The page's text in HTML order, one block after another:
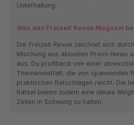
Unterhaltung.
Was das Freizeit Revue Magazin
Die Freizeit Revue zeichnet sich
Mischung aus aktuellen Promi-News
aus. Du profitierst von einer
Themenvielfalt, die von spannenden
praktischen Ratschlägen reicht. Die
Rätsel bieten zudem eine ideale
Zellen in Schwung zu halten.